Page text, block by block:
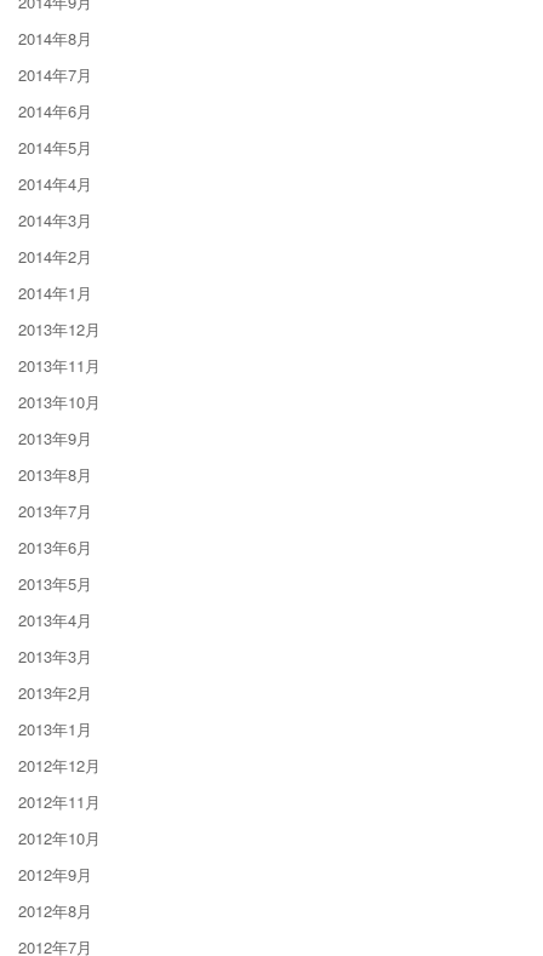
2014年8月
2014年7月
2014年6月
2014年5月
2014年4月
2014年3月
2014年2月
2014年1月
2013年12月
2013年11月
2013年10月
2013年9月
2013年8月
2013年7月
2013年6月
2013年5月
2013年4月
2013年3月
2013年2月
2013年1月
2012年12月
2012年11月
2012年10月
2012年9月
2012年8月
2012年7月